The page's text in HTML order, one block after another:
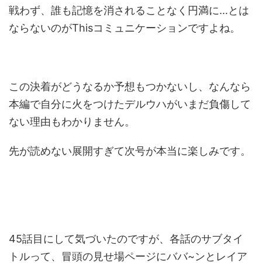
戦わず、誰も記憶を消されることなく円満に…とは
ならないのがThisコミュニケーションですよね。
この決着がどうなるか予想もつかないし、なんなら
本編で自分に火をつけたデルウハがいまだ負傷して
ない理由もわかりません。
先が読めない展開すぎて次号が本当に楽しみです。
45話目にして気づいたのですが、各話のサブタイ
トルって、冒頭の見せ場ページにババ~ンとレイア